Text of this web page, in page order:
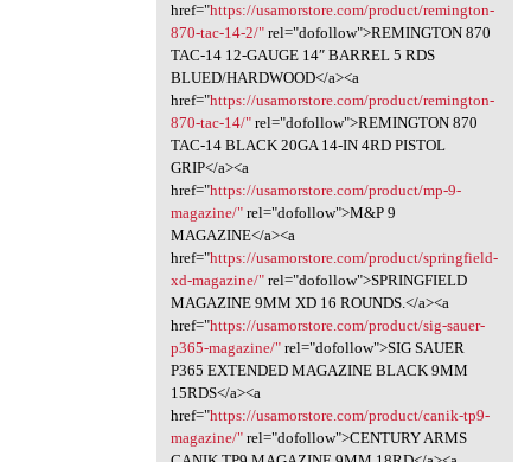
href="https://usamorstore.com/product/remington-
870-tac-14-2/"rel="dofollow">REMINGTON 870
TAC-14 12-GAUGE 14″ BARREL 5 RDS
BLUED/HARDWOOD</a><a
href="https://usamorstore.com/product/remington-
870-tac-14/"rel="dofollow">REMINGTON 870
TAC-14 BLACK 20GA 14-IN 4RD PISTOL
GRIP</a><a
href="https://usamorstore.com/product/mp-9-
magazine/"rel="dofollow">M&P 9
MAGAZINE</a><a
href="https://usamorstore.com/product/springfield-
xd-magazine/"rel="dofollow">SPRINGFIELD
MAGAZINE 9MM XD 16 ROUNDS.</a><a
href="https://usamorstore.com/product/sig-sauer-
p365-magazine/"rel="dofollow">SIG SAUER
P365 EXTENDED MAGAZINE BLACK 9MM
15RDS</a><a
href="https://usamorstore.com/product/canik-tp9-
magazine/"rel="dofollow">CENTURY ARMS